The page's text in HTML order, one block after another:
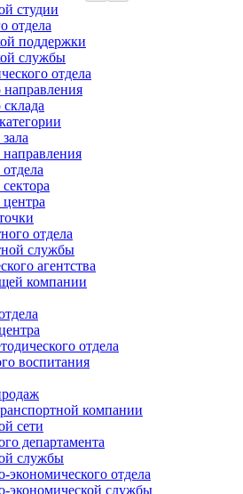
студии
отдела
поддержки
службы
отдела
направления
направления
центра
отдела
службы
агентства
компании
отдела
воспитания
компании
сети
департамента
службы
экономического отдела
экономической службы